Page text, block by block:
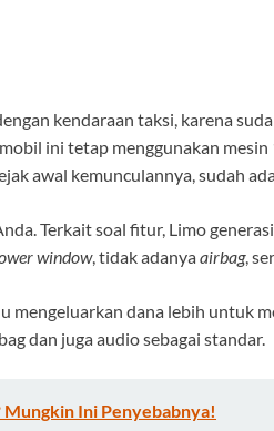
kendaraan taksi, karena
ini tetap menggunakan
awal kemunculannya, sudah
Terkait soal fitur, Limo
window, tidak adanyaairbag,
mengeluarkan dana lebih untuk
dan juga audio sebagai standar.
Ini Penyebabnya!